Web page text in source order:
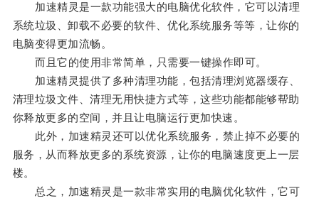
加速精灵是一款功能强大的电脑优化软件，它可以清理
系统垃圾、卸载不必要的软件、优化系统服务等等，让你的
电脑变得更加流畅。
而且它的使用非常简单，只需要一键操作即可。
加速精灵提供了多种清理功能，包括清理浏览器缓存、
清理垃圾文件、清理无用快捷方式等，这些功能都能够帮助
你释放更多的空间，并且让电脑运行更加快速。
此外，加速精灵还可以优化系统服务，禁止掉不必要的
服务，从而释放更多的系统资源，让你的电脑速度更上一层
楼。
总之，加速精灵是一款非常实用的电脑优化软件，它可